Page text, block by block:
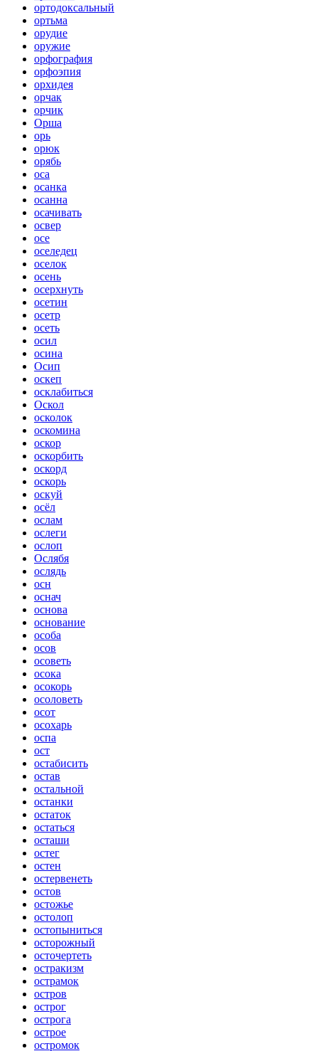
ортодоксальный
ортьма
орудие
оружие
орфография
орфоэпия
орхидея
орчак
орчик
Орша
орь
орюк
орябь
оса
осанка
осанна
осачивать
освер
осе
оселедец
оселок
осень
осерхнуть
осетин
осетр
осеть
осил
осина
Осип
оскеп
осклабиться
Оскол
осколок
оскомина
оскор
оскорбить
оскорд
оскорь
оскуй
осёл
ослам
ослеги
ослоп
Ослябя
ослядь
осн
оснач
основа
основание
особа
осов
осоветь
осока
осокорь
осоловеть
осот
осохарь
оспа
ост
остабисить
остав
остальной
останки
остаток
остаться
осташи
остег
остен
остервенеть
остов
остожье
остолоп
остопыниться
осторожный
осточертеть
остракизм
острамок
остров
острог
острога
острое
остромок